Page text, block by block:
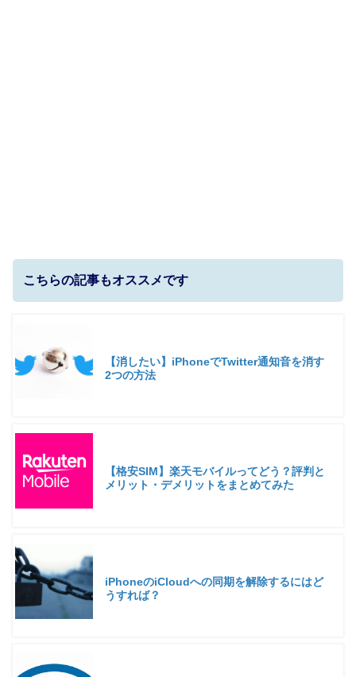
こちらの記事もオススメです
【消したい】iPhoneでTwitter通知音を消す
2つの方法
【格安SIM】楽天モバイルってどう？評判と
メリット・デメリットをまとめてみた
iPhoneのiCloudへの同期を解除するにはど
うすれば？